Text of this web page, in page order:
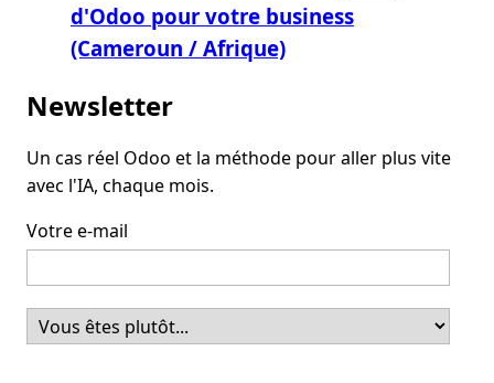
d'Odoo pour votre business
(Cameroun / Afrique)
Newsletter
Un cas réel Odoo et la méthode pour aller plus vite
avec l'IA, chaque mois.
Votre e-mail